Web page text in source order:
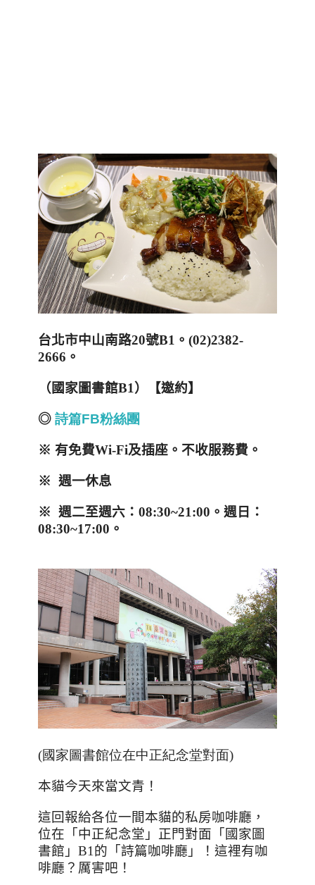
台北市中山南路20號B1 。 (02)2382-
2666 。
（國家圖書館B1 ）【邀約】
◎ 詩篇FB粉絲團
※ 有免費Wi-Fi及插座。不收服務費。
※ 週一休息
※ 週二至週六：08:30~21:00。週日：
08:30~17:00。
(國家圖書館位在中正紀念堂對面)
本貓今天來當文青！
這回報給各位一間本貓的私房咖啡廳，
位在「中正紀念堂」正門對面「國家圖
書館」 B1 的「詩篇咖啡廳」！這裡有咖
啡廳？厲害吧！